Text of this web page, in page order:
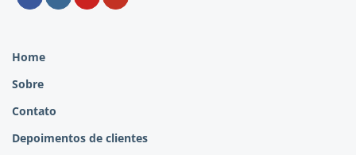
Home
Sobre
Contato
Depoimentos de clientes